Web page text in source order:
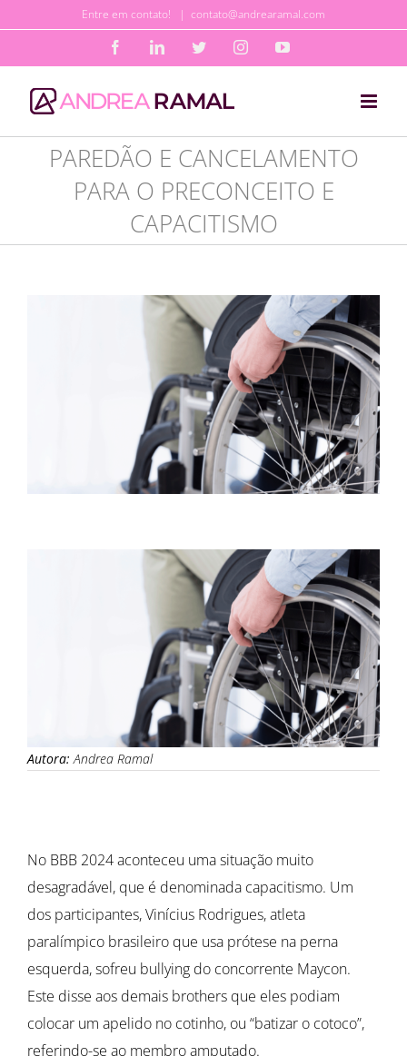
o
conteúdo
Entre em contato! | contato@andrearamal.com
FacebookLinkedInTwitterInstagramYouTube
PAREDÃO E CANCELAMENTO
PARA O PRECONCEITO E
CAPACITISMO
Autora: Andrea Ramal
No BBB 2024 aconteceu uma situação muito
desagradável, que é denominada capacitismo. Um
dos participantes, Vinícius Rodrigues, atleta
paralímpico brasileiro que usa prótese na perna
esquerda, sofreu bullying do concorrente Maycon.
Este disse aos demais brothers que eles podiam
colocar um apelido no cotinho, ou “batizar o cotoco”,
referindo-se ao membro amputado.